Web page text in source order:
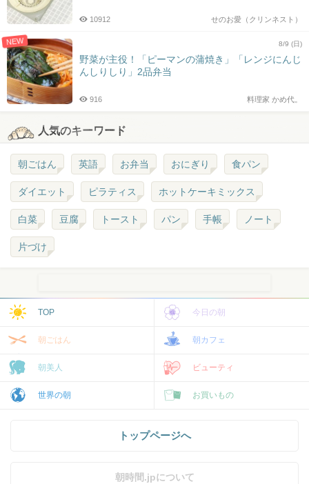
せのお愛（クリンネスト）
10912
NEW 8/9 (日)
野菜が主役！「ピーマンの蒲焼き」「レンジにんじ
んしりしり」2品弁当
料理家 かめ代。
916
人気のキーワード
朝ごはん 英語 お弁当 おにぎり 食パン
ダイエット ピラティス ホットケーキミックス
白菜 豆腐 トースト パン 手帳 ノート
片づけ
TOP 今日の朝
朝ごはん 朝カフェ
朝美人 ビューティ
世界の朝 お買いもの
トップページへ
朝時間.jpについて